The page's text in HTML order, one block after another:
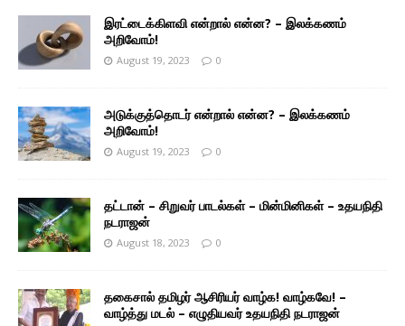
இரட்டைக்கிளவி என்றால் என்ன? – இலக்கணம்
அறிவோம்!
August 19, 2023 0
அடுக்குத்தொடர் என்றால் என்ன? – இலக்கணம்
அறிவோம்!
August 19, 2023 0
தட்டான் – சிறுவர் பாடல்கள் – மின்மினிகள் – உதயநிதி
நடராஜன்
August 18, 2023 0
தகைசால் தமிழர் ஆசிரியர் வாழ்க! வாழ்கவே! –
வாழ்த்து மடல் – எழுதியவர் உதயநிதி நடராஜன்